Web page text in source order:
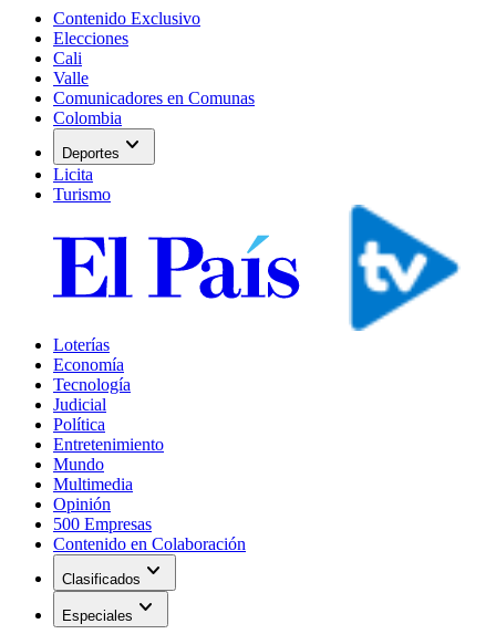
Contenido Exclusivo
Elecciones
Cali
Valle
Comunicadores en Comunas
Colombia
Deportes expand_more
Licita
Turismo
Loterías
Economía
Tecnología
Judicial
Política
Entretenimiento
Mundo
Multimedia
Opinión
500 Empresas
Contenido en Colaboración
Clasificados expand_more
Especiales expand_more